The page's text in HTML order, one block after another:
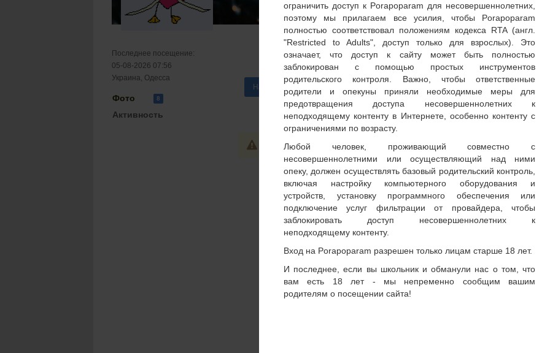
ограничить доступ к Porapoparam для несовершеннолетних,
поэтому мы прилагаем все усилия, чтобы Porapoparam
полностью соответствовал положениям кодекса RTA (англ.
"Restricted to Adults", доступ только для взрослых). Это
означает, что доступ к сайту может быть полностью
заблокирован с помощью простых инструментов
родительского контроля. Важно, чтобы ответственные
родители и опекуны приняли необходимые меры для
предотвращения доступа несовершеннолетних к
неподходящему контенту в Интернете, особенно контенту с
ограничениями по возрасту.
Любой человек, проживающий совместно с
несовершеннолетними или осуществляющий над ними
опеку, должен осуществлять базовый родительский контроль,
включая настройку компьютерного оборудования и
устройств, установку программного обеспечения или
подключение услуг фильтрации от провайдера, чтобы
заблокировать доступ несовершеннолетних к
неподходящему контенту.
Вход на Porapoparam разрешен только лицам старше 18 лет.
И последнее, если вы школьник и обманули нас о том, что
вам есть 18 лет - мы непременно сообщим вашим
родителям о посещении сайта!
Написать сообщение
Последнее посещение:
05-08-2026 07:56
Украина, Одесса
Фото 8
Активность
Вам необходимо авторизоваться илиcоздать учетную записьдля